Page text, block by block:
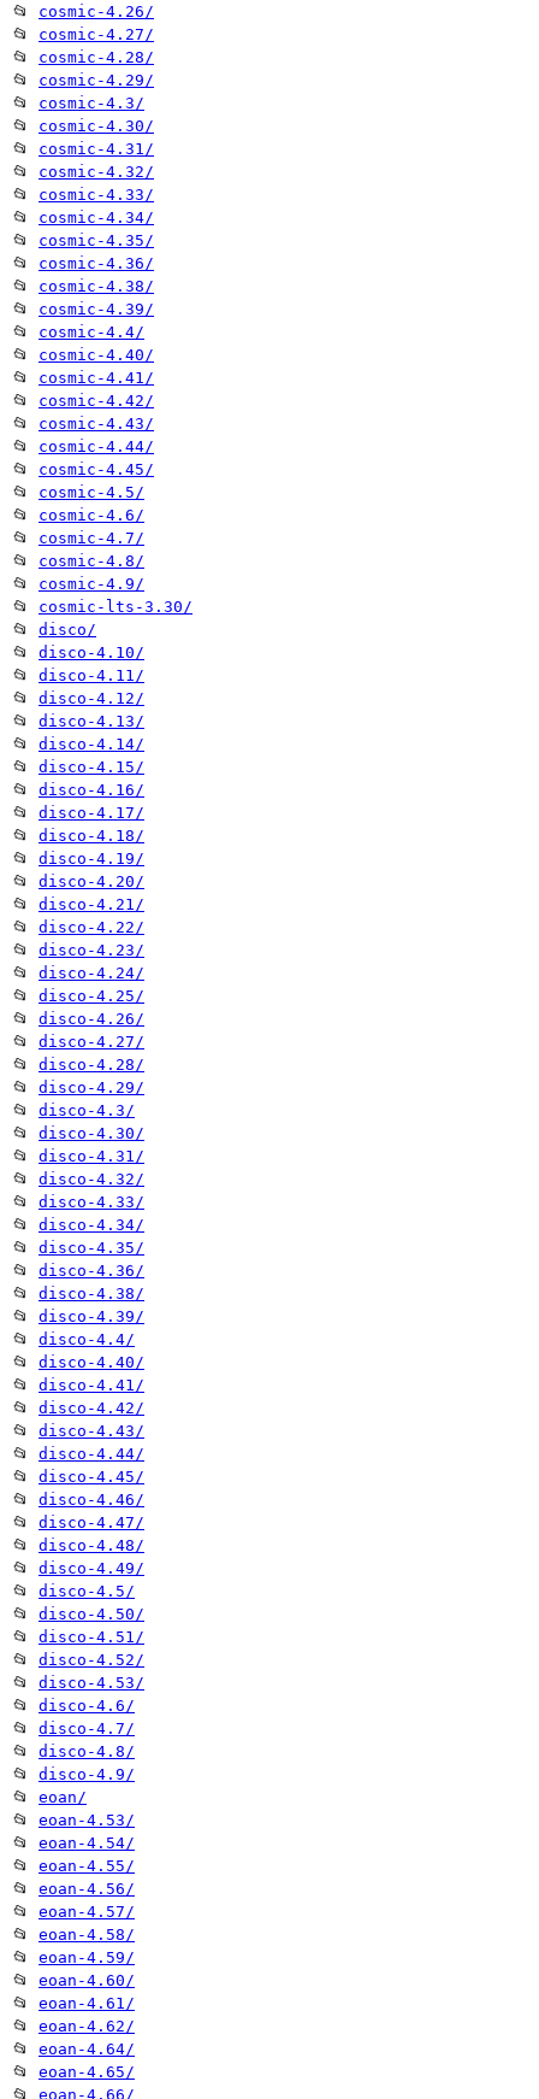
📂 cosmic-4.26/
📂 cosmic-4.27/
📂 cosmic-4.28/
📂 cosmic-4.29/
📂 cosmic-4.3/
📂 cosmic-4.30/
📂 cosmic-4.31/
📂 cosmic-4.32/
📂 cosmic-4.33/
📂 cosmic-4.34/
📂 cosmic-4.35/
📂 cosmic-4.36/
📂 cosmic-4.38/
📂 cosmic-4.39/
📂 cosmic-4.4/
📂 cosmic-4.40/
📂 cosmic-4.41/
📂 cosmic-4.42/
📂 cosmic-4.43/
📂 cosmic-4.44/
📂 cosmic-4.45/
📂 cosmic-4.5/
📂 cosmic-4.6/
📂 cosmic-4.7/
📂 cosmic-4.8/
📂 cosmic-4.9/
📂 cosmic-lts-3.30/
📂 disco/
📂 disco-4.10/
📂 disco-4.11/
📂 disco-4.12/
📂 disco-4.13/
📂 disco-4.14/
📂 disco-4.15/
📂 disco-4.16/
📂 disco-4.17/
📂 disco-4.18/
📂 disco-4.19/
📂 disco-4.20/
📂 disco-4.21/
📂 disco-4.22/
📂 disco-4.23/
📂 disco-4.24/
📂 disco-4.25/
📂 disco-4.26/
📂 disco-4.27/
📂 disco-4.28/
📂 disco-4.29/
📂 disco-4.3/
📂 disco-4.30/
📂 disco-4.31/
📂 disco-4.32/
📂 disco-4.33/
📂 disco-4.34/
📂 disco-4.35/
📂 disco-4.36/
📂 disco-4.38/
📂 disco-4.39/
📂 disco-4.4/
📂 disco-4.40/
📂 disco-4.41/
📂 disco-4.42/
📂 disco-4.43/
📂 disco-4.44/
📂 disco-4.45/
📂 disco-4.46/
📂 disco-4.47/
📂 disco-4.48/
📂 disco-4.49/
📂 disco-4.5/
📂 disco-4.50/
📂 disco-4.51/
📂 disco-4.52/
📂 disco-4.53/
📂 disco-4.6/
📂 disco-4.7/
📂 disco-4.8/
📂 disco-4.9/
📂 eoan/
📂 eoan-4.53/
📂 eoan-4.54/
📂 eoan-4.55/
📂 eoan-4.56/
📂 eoan-4.57/
📂 eoan-4.58/
📂 eoan-4.59/
📂 eoan-4.60/
📂 eoan-4.61/
📂 eoan-4.62/
📂 eoan-4.64/
📂 eoan-4.65/
📂 eoan-4.66/